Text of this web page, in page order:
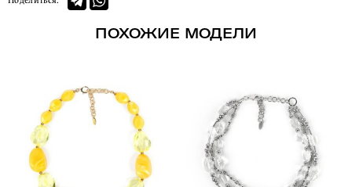
ПОХОЖИЕ МОДЕЛИ